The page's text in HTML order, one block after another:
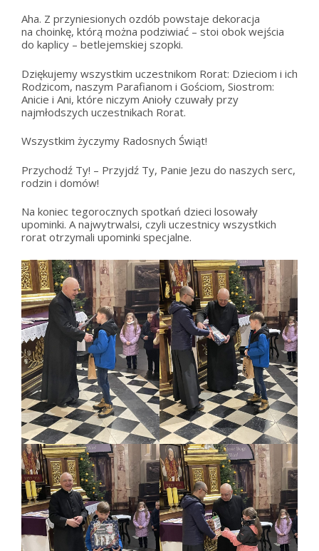
Aha. Z przyniesionych ozdób powstaje dekoracja
na choinkę, którą można podziwiać – stoi obok wejścia
do kaplicy – betlejemskiej szopki.
Dziękujemy wszystkim uczestnikom Rorat: Dzieciom i ich
Rodzicom, naszym Parafianom i Gościom, Siostrom:
Anicie i Ani, które niczym Anioły czuwały przy
najmłodszych uczestnikach Rorat.
Wszystkim życzymy Radosnych Świąt!
Przychodź Ty! – Przyjdź Ty, Panie Jezu do naszych serc,
rodzin i domów!
Na koniec tegorocznych spotkań dzieci losowały
upominki. A najwytrwalsi, czyli uczestnicy wszystkich
rorat otrzymali upominki specjalne.